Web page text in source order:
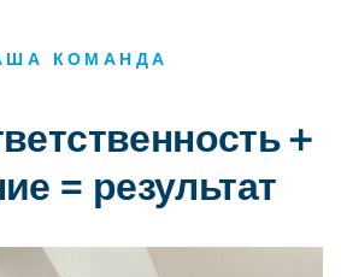
КОМАНДА
＋
= результат